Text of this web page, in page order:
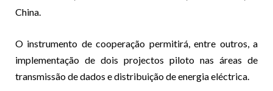
China.
O instrumento de cooperação permitirá, entre outros, a
implementação de dois projectos piloto nas áreas de
transmissão de dados e distribuição de energia eléctrica.